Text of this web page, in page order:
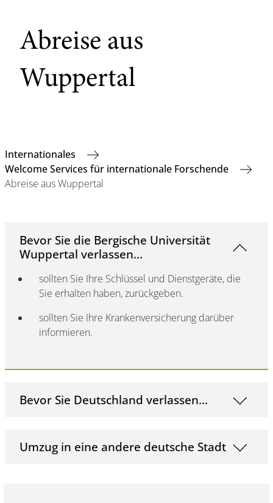
Abreise aus
Wuppertal
Internationales
Welcome Services für internationale Forschende
Abreise aus Wuppertal
Bevor Sie die Bergische Universität
Wuppertal verlassen...
sollten Sie Ihre Schlüssel und Dienstgeräte, die
Sie erhalten haben, zurückgeben.
sollten Sie Ihre Krankenversicherung darüber
informieren.
Bevor Sie Deutschland verlassen...
Umzug in eine andere deutsche Stadt